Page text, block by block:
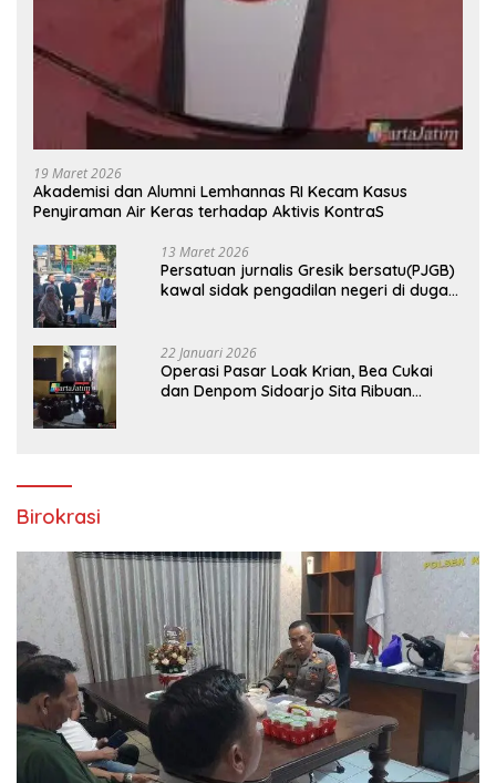
19 Maret 2026
Akademisi dan Alumni Lemhannas RI Kecam Kasus
Penyiraman Air Keras terhadap Aktivis KontraS
13 Maret 2026
Persatuan jurnalis Gresik bersatu(PJGB)
kawal sidak pengadilan negeri di duga
22 Januari 2026
Operasi Pasar Loak Krian, Bea Cukai
dan Denpom Sidoarjo Sita Ribuan
Birokrasi